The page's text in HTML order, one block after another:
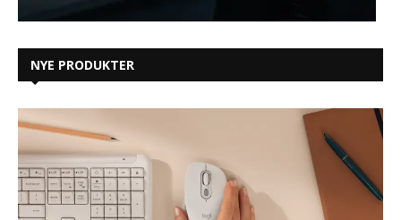
NYE PRODUKTER